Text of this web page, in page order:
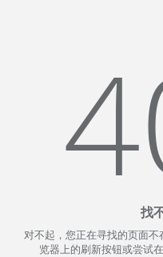
找
对不起，您正在寻找的页面
览器上的刷新按钮或尝试